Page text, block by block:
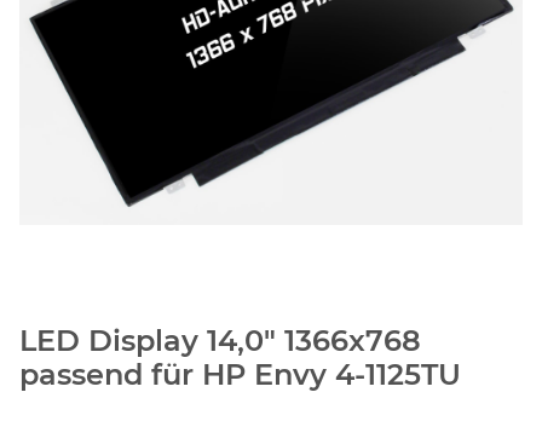
LED Display 14,0" 1366x768
passend für HP Envy 4-1125TU